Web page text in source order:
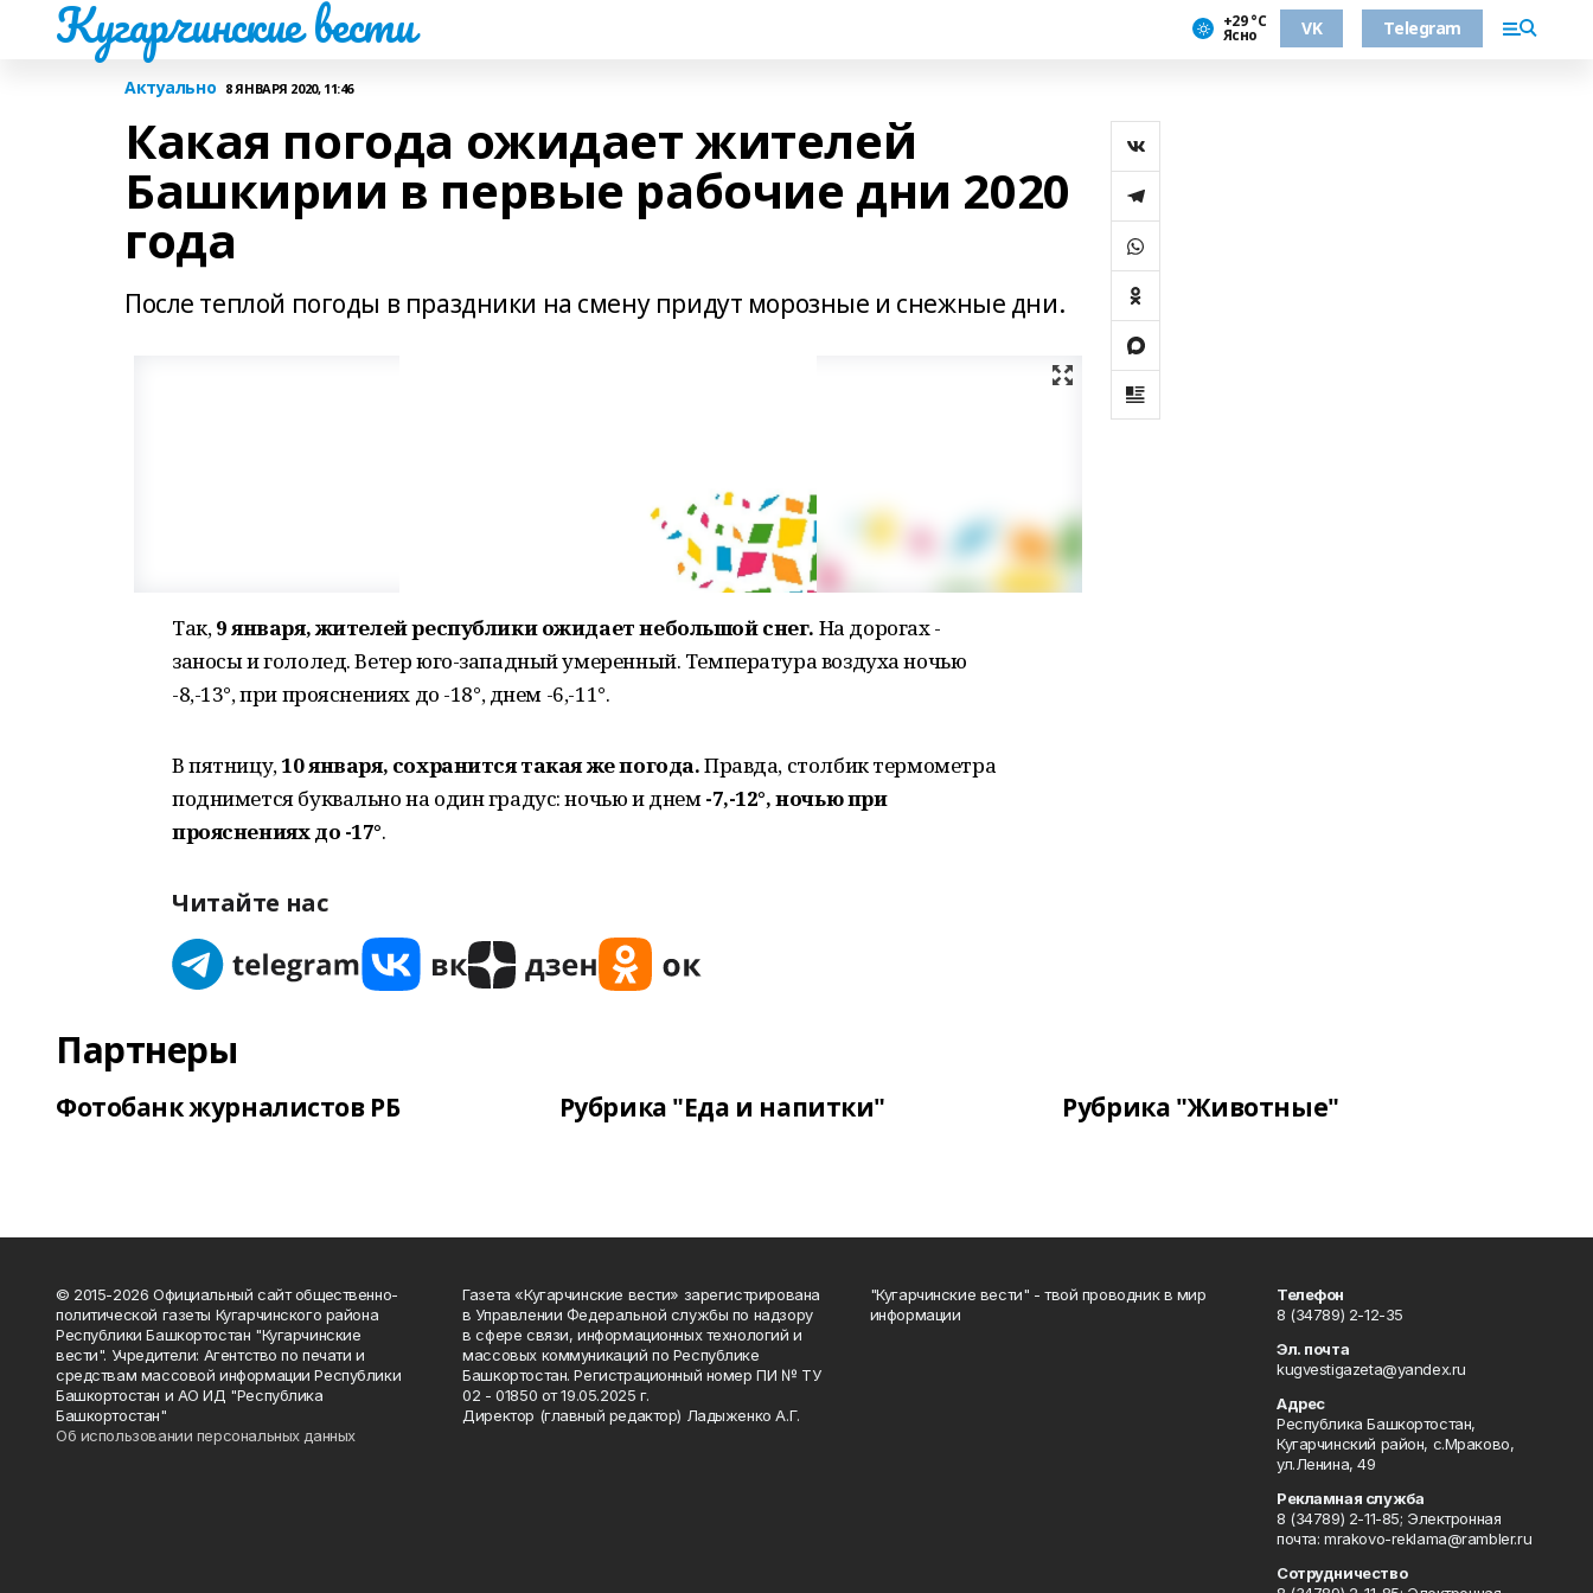
Кугарчинские вести +29 °С
Ясно VK Telegram
Актуально 8 ЯНВАРЯ 2020, 11:46
Какая погода ожидает жителей
Башкирии в первые рабочие дни 2020
года
После теплой погоды в праздники на смену придут морозные и снежные дни.
Так,9 января, жителей республики ожидает небольшой снег. На дорогах -
заносы и гололед. Ветер юго-западный умеренный. Температура воздуха ночью
-8,-13°, при прояснениях до -18°, днем -6,-11°.
В пятницу,10 января, сохранится такая же погода.Правда, столбик термометра
поднимется буквально на один градус: ночью и днем-7,-12°, ночью при
прояснениях до -17°.
Читайте нас
Партнеры
Фотобанк журналистов РБ Рубрика "Еда и напитки" Рубрика "Животные"
© 2015-2026 Официальный сайт общественно-
политической газеты Кугарчинского района
Республики Башкортостан "Кугарчинские
вести". Учредители: Агентство по печати и
средствам массовой информации Республики
Башкортостан и АО ИД "Республика
Башкортостан"
Об использовании персональных данных
Газета «Кугарчинские вести» зарегистрирована
в Управлении Федеральной службы по надзору
в сфере связи, информационных технологий и
массовых коммуникаций по Республике
Башкортостан. Регистрационный номер ПИ № ТУ
02 - 01850 от 19.05.2025 г.
Директор (главный редактор) Ладыженко А.Г.
"Кугарчинские вести" - твой проводник в мир
информации
Телефон
8 (34789) 2-12-35
Эл. почта
kugvestigazeta@yandex.ru
Адрес
Республика Башкортостан,
Кугарчинский район, с.Мраково,
ул.Ленина, 49
Рекламная служба
8 (34789) 2-11-85; Электронная
почта: mrakovo-reklama@rambler.ru
Сотрудничество